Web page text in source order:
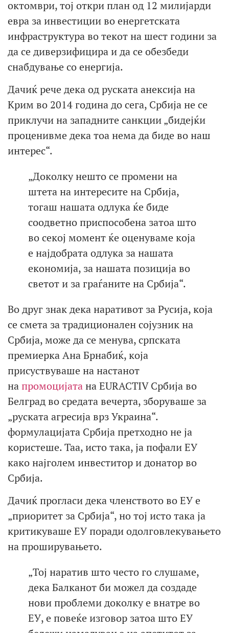
октомври, тој откри план од 12 милијарди
евра за инвестиции во енергетската
инфраструктура во текот на шест години за
да се диверзифицира и да се обезбеди
снабдување со енергија.
Дачиќ рече дека од руската анексија на
Крим во 2014 година до сега, Србија не се
приклучи на западните санкции „бидејќи
проценивме дека тоа нема да биде во наш
интерес“.
„Доколку нешто се промени на
штета на интересите на Србија,
тогаш нашата одлука ќе биде
соодветно приспособена затоа што
во секој момент ќе оценуваме која
е најдобрата одлука за нашата
економија, за нашата позиција во
светот и за граѓаните на Србија“.
Во друг знак дека наративот за Русија, која
се смета за традиционален сојузник на
Србија, може да се менува, српската
премиерка Ана Брнабиќ, која
присуствуваше на настанот
напромоцијатана EURACTIV Србија во
Белград во средата вечерта, зборуваше за
„руската агресија врз Украина“.
формулацијата Србија претходно не ја
користеше. Таа, исто така, ја пофали ЕУ
како најголем инвеститор и донатор во
Србија.
Дачиќ прогласи дека членството во ЕУ е
„приоритет за Србија“, но тој исто така ја
критикуваше ЕУ поради одолговлекувањето
на проширувањето.
„Тој наратив што често го слушаме,
дека Балканот би можел да создаде
нови проблеми доколку е внатре во
ЕУ, е повеќе изговор затоа што ЕУ